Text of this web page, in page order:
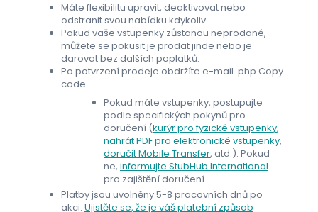
Máte flexibilitu upravit, deaktivovat nebo
odstranit svou nabídku kdykoliv.
Pokud vaše vstupenky zůstanou neprodané,
můžete se pokusit je prodat jinde nebo je
darovat bez dalších poplatků.
Po potvrzení prodeje obdržíte e-mail. php Copy
code
Pokud máte vstupenky, postupujte
podle specifických pokynů pro
doručení (kurýr pro fyzické vstupenky,
nahrát PDF pro elektronické vstupenky,
doručit Mobile Transfer, atd.). Pokud
ne, informujte StubHub International
pro zajištění doručení.
Platby jsou uvolněny 5-8 pracovních dnů po
akci. Ujistěte se, že je váš platební způsob